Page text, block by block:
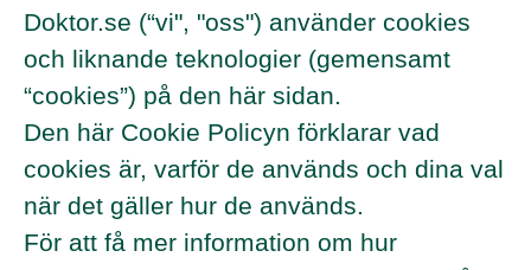
Doktor.se (“vi", "oss") använder cookies
och liknande teknologier (gemensamt
“cookies”) på den här sidan.
Den här Cookie Policyn förklarar vad
cookies är, varför de används och dina val
när det gäller hur de används.
För att få mer information om hur